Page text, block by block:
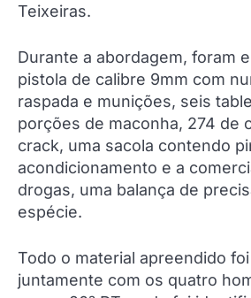
Teixeiras.
Durante a abordagem, foram
pistola de calibre 9mm com
raspada e munições, seis
porções de maconha, 274 de
crack, uma sacola contendo
acondicionamento e a
drogas, uma balança de
espécie.
Todo o material apreendido
juntamente com os quatro